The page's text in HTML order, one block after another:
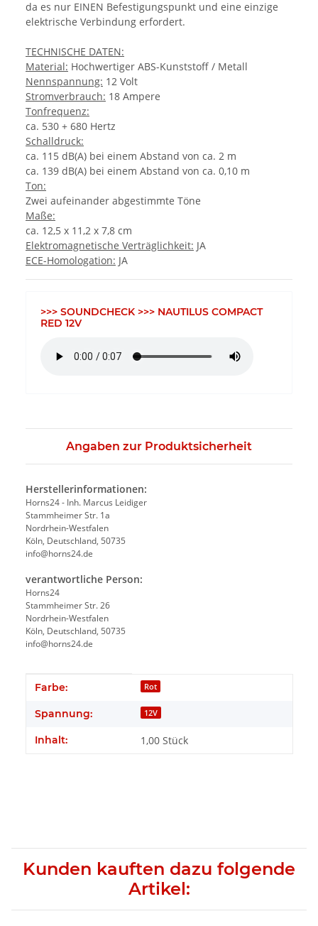
da es nur EINEN Befestigungspunkt und eine einzige
elektrische Verbindung erfordert.
TECHNISCHE DATEN:
Material: Hochwertiger ABS-Kunststoff / Metall
Nennspannung: 12 Volt
Stromverbrauch: 18 Ampere
Tonfrequenz:
ca. 530 + 680 Hertz
Schalldruck:
ca. 115 dB(A) bei einem Abstand von ca. 2 m
ca. 139 dB(A) bei einem Abstand von ca. 0,10 m
Ton:
Zwei aufeinander abgestimmte Töne
Maße:
ca. 12,5 x 11,2 x 7,8 cm
Elektromagnetische Verträglichkeit: JA
ECE-Homologation: JA
>>> SOUNDCHECK >>> NAUTILUS COMPACT
RED 12V
Angaben zur Produktsicherheit
Herstellerinformationen:
Horns24 - Inh. Marcus Leidiger
Stammheimer Str. 1a
Nordrhein-Westfalen
Köln, Deutschland, 50735
info@horns24.de
verantwortliche Person:
Horns24
Stammheimer Str. 26
Nordrhein-Westfalen
Köln, Deutschland, 50735
info@horns24.de
Produkteigenschaft
Wert
Farbe: Rot
Spannung: 12V
Inhalt: 1,00 Stück
Kunden kauften dazu folgende
Artikel: